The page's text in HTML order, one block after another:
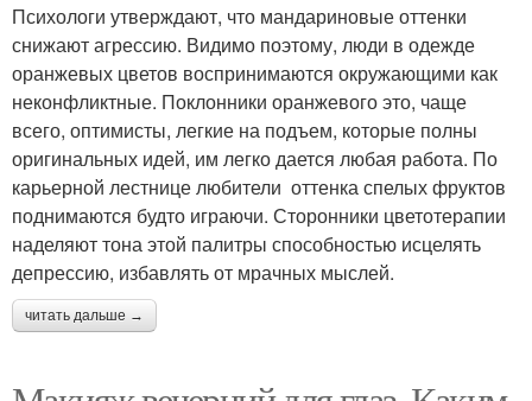
Психологи утверждают, что мандариновые оттенки
снижают агрессию. Видимо поэтому, люди в одежде
оранжевых цветов воспринимаются окружающими как
неконфликтные. Поклонники оранжевого это, чаще
всего, оптимисты, легкие на подъем, которые полны
оригинальных идей, им легко дается любая работа. По
карьерной лестнице любители оттенка спелых фруктов
поднимаются будто играючи. Сторонники цветотерапии
наделяют тона этой палитры способностью исцелять
депрессию, избавлять от мрачных мыслей.
читать дальше →